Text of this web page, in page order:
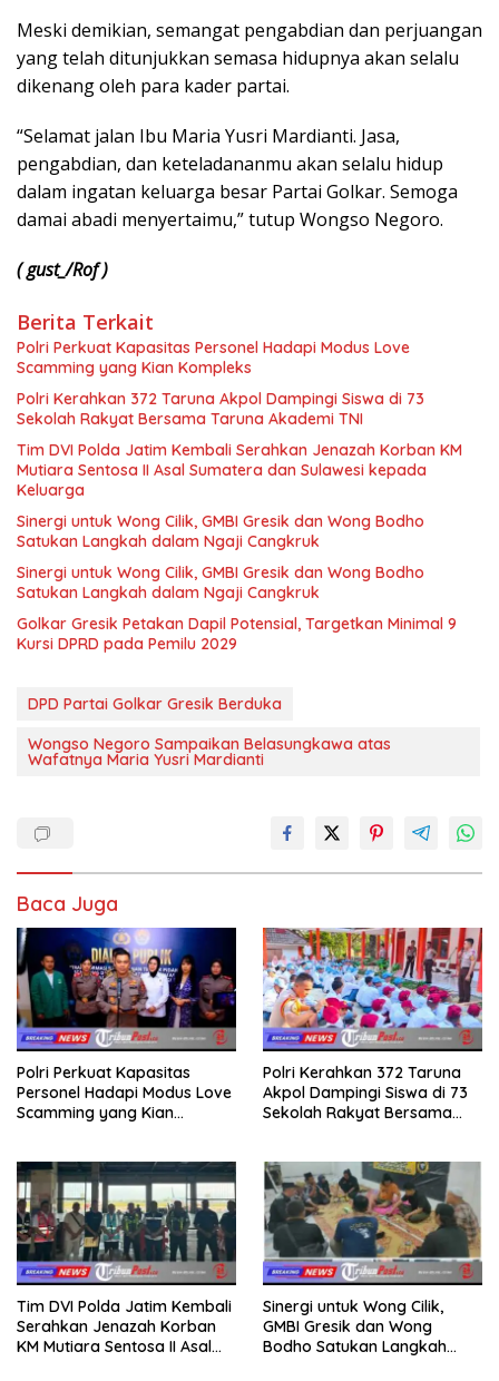
Meski demikian, semangat pengabdian dan perjuangan
yang telah ditunjukkan semasa hidupnya akan selalu
dikenang oleh para kader partai.
“Selamat jalan Ibu Maria Yusri Mardianti. Jasa,
pengabdian, dan keteladananmu akan selalu hidup
dalam ingatan keluarga besar Partai Golkar. Semoga
damai abadi menyertaimu,” tutup Wongso Negoro.
( gust_/Rof )
Berita Terkait
Polri Perkuat Kapasitas Personel Hadapi Modus Love
Scamming yang Kian Kompleks
Polri Kerahkan 372 Taruna Akpol Dampingi Siswa di 73
Sekolah Rakyat Bersama Taruna Akademi TNI
Tim DVI Polda Jatim Kembali Serahkan Jenazah Korban KM
Mutiara Sentosa II Asal Sumatera dan Sulawesi kepada
Keluarga
Sinergi untuk Wong Cilik, GMBI Gresik dan Wong Bodho
Satukan Langkah dalam Ngaji Cangkruk
Sinergi untuk Wong Cilik, GMBI Gresik dan Wong Bodho
Satukan Langkah dalam Ngaji Cangkruk
Golkar Gresik Petakan Dapil Potensial, Targetkan Minimal 9
Kursi DPRD pada Pemilu 2029
DPD Partai Golkar Gresik Berduka
Wongso Negoro Sampaikan Belasungkawa atas
Wafatnya Maria Yusri Mardianti
Baca Juga
Polri Perkuat Kapasitas
Personel Hadapi Modus Love
Scamming yang Kian
Polri Kerahkan 372 Taruna
Akpol Dampingi Siswa di 73
Sekolah Rakyat Bersama
Tim DVI Polda Jatim Kembali
Serahkan Jenazah Korban
KM Mutiara Sentosa II Asal
Sinergi untuk Wong Cilik,
GMBI Gresik dan Wong
Bodho Satukan Langkah